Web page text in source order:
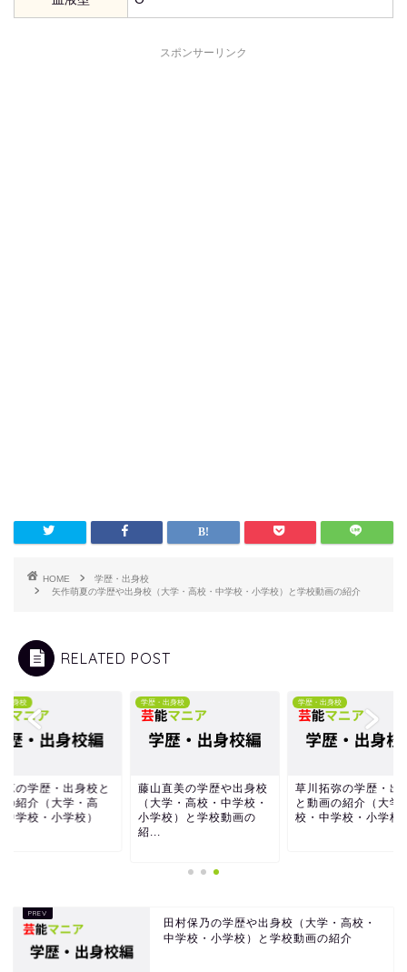
スポンサーリンク
HOME
学歴・出身校
矢作萌夏の学歴や出身校（大学・高校・中学校・小学校）と学校動画の紹介
RELATED POST
出身校
涼の学歴・出身校と
の紹介（大学・高
中学校・小学校）
学歴・出身校
藤山直美の学歴や出身校
（大学・高校・中学校・
小学校）と学校動画の
紹...
学歴・出身校
草川拓弥の学歴・出
と動画の紹介（大学
校・中学校・小学校
田村保乃の学歴や出身校（大学・高校・
中学校・小学校）と学校動画の紹介